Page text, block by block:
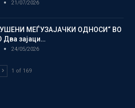
21/07/2026
МЕЃУЗАЈАЧКИ ОДНОСИ“ ВО
Два зајаци…
24/05/2026
1 of 169